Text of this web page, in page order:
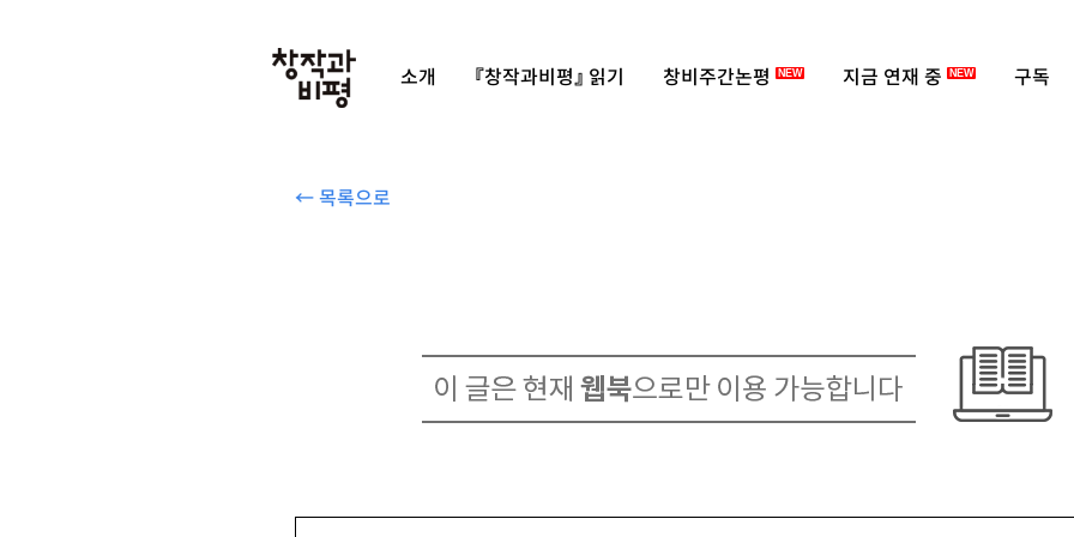
소개 『창작과비평』 읽기 창비주간논평 NEW 지금 연재 중 NEW 구독
← 목록으로